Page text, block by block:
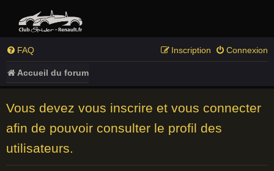
FAQ Connexion
Inscription
Accueil du forum
Vous devez vous inscrire et vous connecter
afin de pouvoir consulter le profil des
utilisateurs.